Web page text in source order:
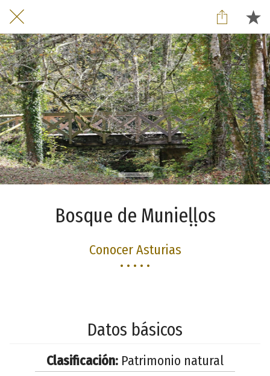
Bosque de Munieḷḷos
Conocer Asturias
• • • • •
Datos básicos
Clasificación: Patrimonio natural